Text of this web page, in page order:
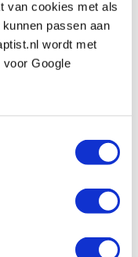
van cookies met als
passen aan
wordt met
Google
50 mm grof, fijn en